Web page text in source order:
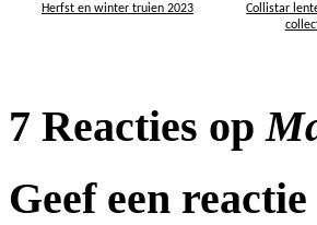
Herfst en winter truien 2023
Collistar
7 Reacties op
Geef een reactie